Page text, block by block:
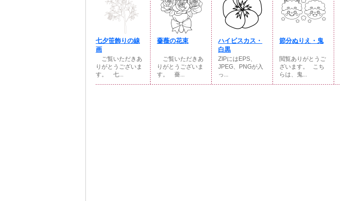
七夕笹飾りの線
画
ご覧いただきあ
りがとうございま
す。 七...
薔薇の花束
ご覧いただきあ
りがとうございま
す。 薔...
ハイビスカス・
白黒
ZIPにはEPS、
JPEG、PNGが入
っ...
節分ぬりえ・鬼
閲覧ありがとうご
ざいます。⠀こち
らは、鬼...